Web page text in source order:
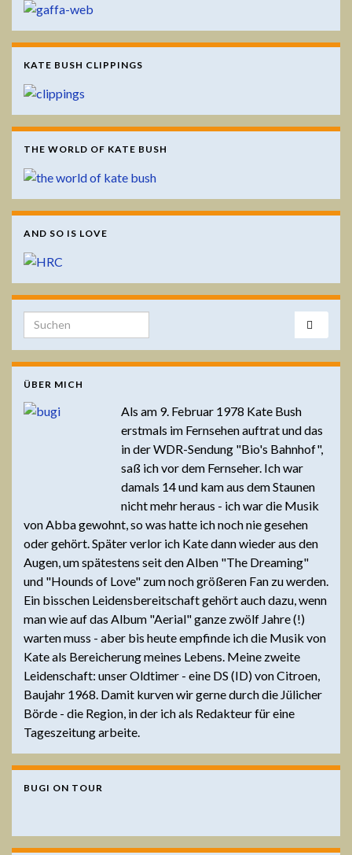
KATE BUSH CLIPPINGS
THE WORLD OF KATE BUSH
AND SO IS LOVE
Search for:
ÜBER MICH
Als am 9. Februar 1978 Kate Bush
erstmals im Fernsehen auftrat und das
in der WDR-Sendung "Bio's Bahnhof",
saß ich vor dem Fernseher. Ich war
damals 14 und kam aus dem Staunen
nicht mehr heraus - ich war die Musik
von Abba gewohnt, so was hatte ich noch nie gesehen
oder gehört. Später verlor ich Kate dann wieder aus den
Augen, um spätestens seit den Alben "The Dreaming"
und "Hounds of Love" zum noch größeren Fan zu werden.
Ein bisschen Leidensbereitschaft gehört auch dazu, wenn
man wie auf das Album "Aerial" ganze zwölf Jahre (!)
warten muss - aber bis heute empfinde ich die Musik von
Kate als Bereicherung meines Lebens. Meine zweite
Leidenschaft: unser Oldtimer - eine DS (ID) von Citroen,
Baujahr 1968. Damit kurven wir gerne durch die Jülicher
Börde - die Region, in der ich als Redakteur für eine
Tageszeitung arbeite.
BUGI ON TOUR